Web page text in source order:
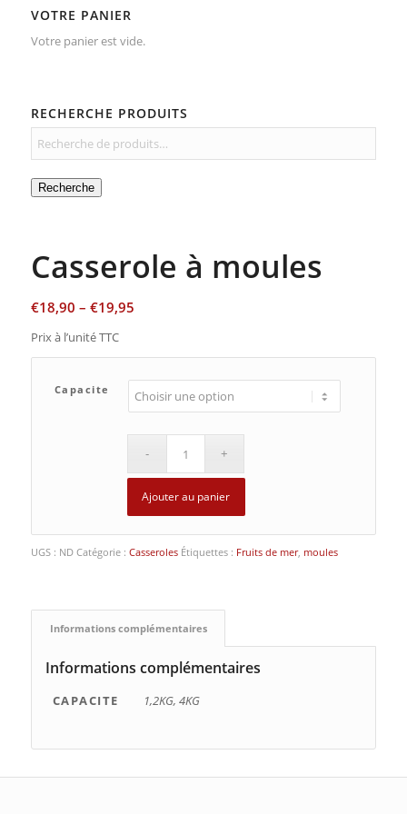
VOTRE PANIER
Votre panier est vide.
RECHERCHE PRODUITS
Recherche
Casserole à moules
€18,90 – €19,95
Prix à l’unité TTC
Capacite
Ajouter au panier
UGS : ND Catégorie : Casseroles Étiquettes : Fruits de mer, moules
Informations complémentaires
Informations complémentaires
CAPACITE 1,2KG, 4KG